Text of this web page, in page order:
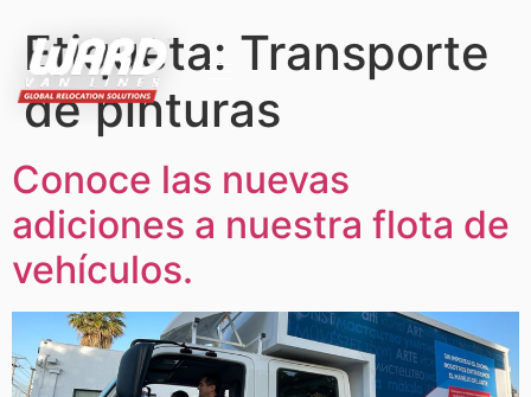
Etiqueta: Transporte
de pinturas
Conoce las nuevas
adiciones a nuestra flota de
vehículos.